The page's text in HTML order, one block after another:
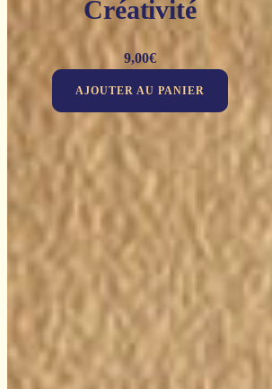
Créativité
9,00€
AJOUTER AU PANIER